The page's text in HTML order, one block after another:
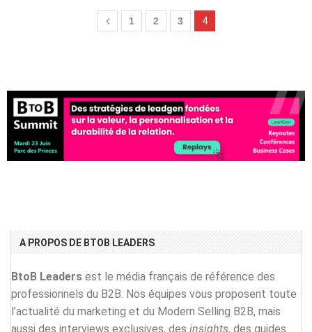
1 2 3 4
A PROPOS DE BTOB LEADERS
BtoB Leaders est le média français de référence des
professionnels du B2B. Nos équipes vous proposent toute
l’actualité du marketing et du Modern Selling B2B, mais
aussi des interviews exclusives, des insights, des guides